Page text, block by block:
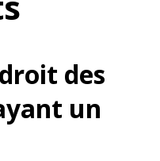
des
un